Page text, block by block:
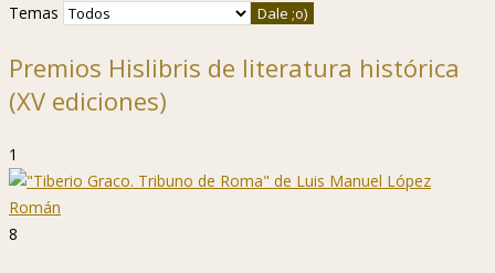
Temas
Premios Hislibris de literatura histórica
(XV ediciones)
1
8